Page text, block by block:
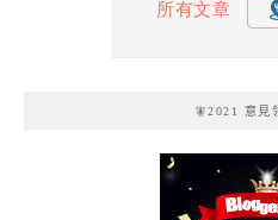
🧚2021 意見